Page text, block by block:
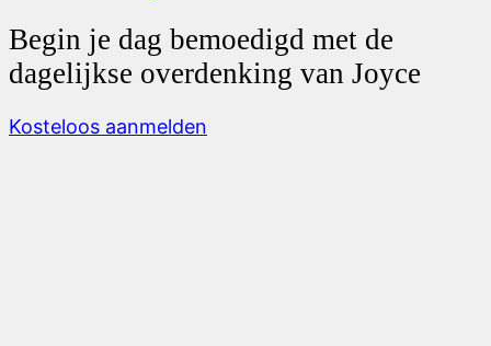
Begin je dag bemoedigd met de
dagelijkse overdenking van Joyce
Kosteloos aanmelden